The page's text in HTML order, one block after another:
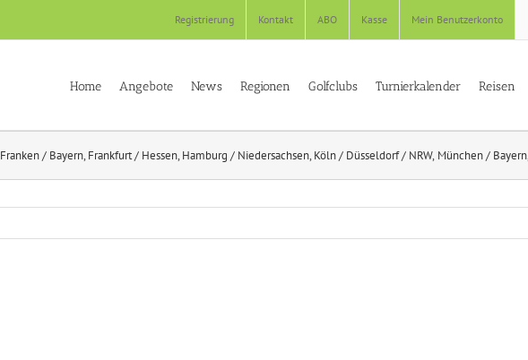
Registrierung Kontakt ABO Kasse Mein Benutzerkonto
Home Angebote News Regionen Golfclubs Turnierkalender Reisen
Franken / Bayern Frankfurt / Hessen Hamburg / Niedersachsen Köln / Düsseldorf / NRW München / Bayern